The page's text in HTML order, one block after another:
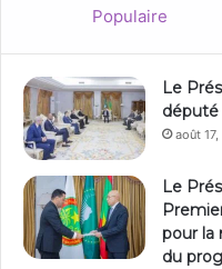
Populaire
Le
député
août
Le
pour la
du